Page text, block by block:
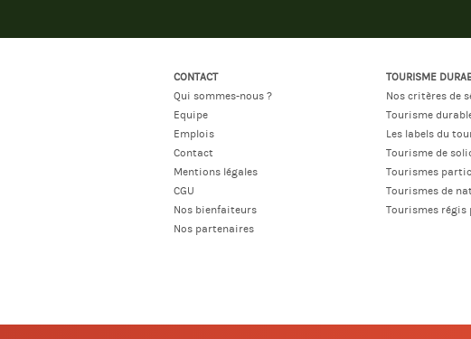
CONTACT
Qui sommes-nous ?
Equipe
Emplois
Contact
Mentions légales
CGU
Nos bienfaiteurs
Nos partenaires
TOURISME
Nos critères de
Tourisme
Les labels du
Tourisme de
Tourismes
Tourismes de
Tourismes régis